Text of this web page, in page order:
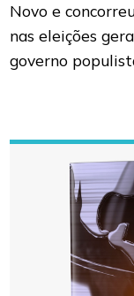
Novo e
nas eleições
governo